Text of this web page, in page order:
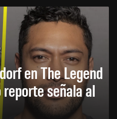
en The Legend
reporte señala al